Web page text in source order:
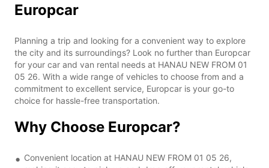
Europcar
Planning a trip and looking for a convenient way to explore
the city and its surroundings? Look no further than Europcar
for your car and van rental needs at HANAU NEW FROM 01
05 26. With a wide range of vehicles to choose from and a
commitment to excellent service, Europcar is your go-to
choice for hassle-free transportation.
Why Choose Europcar?
Convenient location at HANAU NEW FROM 01 05 26,